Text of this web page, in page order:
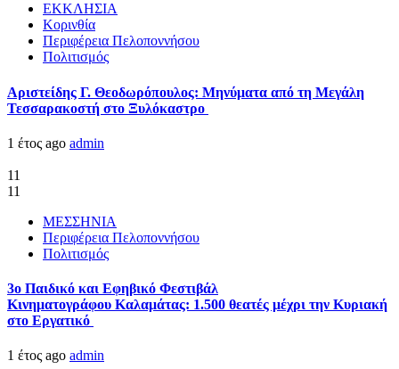
ΕΚΚΛΗΣΙΑ
Κορινθία
Περιφέρεια Πελοποννήσου
Πολιτισμός
Αριστείδης Γ. Θεοδωρόπουλος: Μηνύματα από τη Μεγάλη
Τεσσαρακοστή στο Ξυλόκαστρο
1 έτος ago admin
11
11
ΜΕΣΣΗΝΙΑ
Περιφέρεια Πελοποννήσου
Πολιτισμός
3ο Παιδικό και Εφηβικό Φεστιβάλ
Κινηματογράφου Καλαμάτας: 1.500 θεατές μέχρι την Κυριακή
στο Εργατικό
1 έτος ago admin